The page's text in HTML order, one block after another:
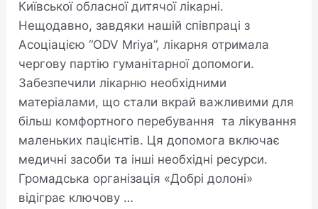
Київської обласної дитячої лікарні.
Нещодавно, завдяки нашій співпраці з
Асоціацією “ODV Mriya”, лікарня отримала
чергову партію гуманітарної допомоги.
Забезпечили лікарню необхідними
матеріалами, що стали вкрай важливими для
більш комфортного перебування та лікування
маленьких пацієнтів. Ця допомога включає
медичні засоби та інші необхідні ресурси.
Громадська організація «Добрі долоні»
відіграє ключову …